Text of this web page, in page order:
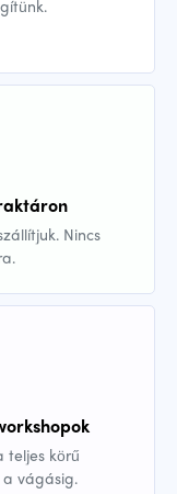
Nincs
teljes körű
vágásig.